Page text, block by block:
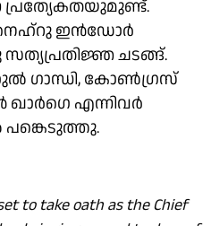
പ്രത്യേകതയുമുണ്ട്.
ഇന്‍ഡോര്‍
സത്യപ്രതിജ്ഞ ചടങ്ങ്.
ഗാന്ധി, കോണ്‍ഗ്രസ്
ഖാര്‍ഗെ എന്നിവര്‍
പങ്കെടുത്തു.
to take oath as the Chief